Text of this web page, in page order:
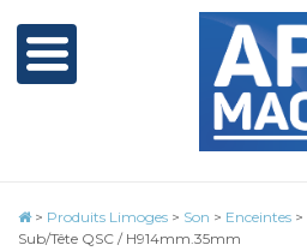
> Produits Limoges > Son > Enceintes >
Sub/Tête QSC / H914mm.35mm